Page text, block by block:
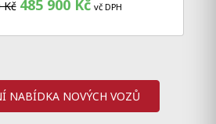
Kč 485 900 Kč vč DPH
NABÍDKA NOVÝCH VOZŮ